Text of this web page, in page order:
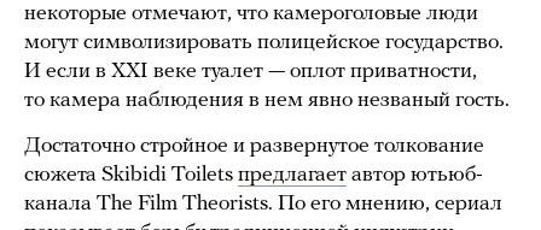
некоторые отмечают, что камероголовые люди
могут символизировать полицейское государство.
И если в XXI веке туалет — оплот приватности,
то камера наблюдения в нем явно незваный гость.
Достаточно стройное и развернутое толкование
сюжета Skibidi Toilets предлагает автор ютьюб-
канала The Film Theorists. По его мнению, сериал